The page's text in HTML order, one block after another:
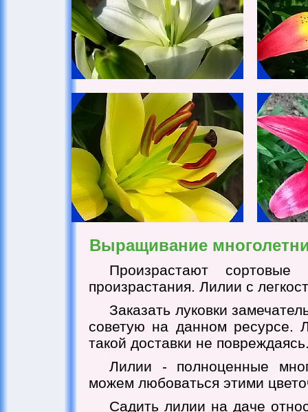
Выращивание
Произрастают
произрастания. Лилии с
Заказать луковки
советую на данном ресурсе.
такой доставки не
Лилии - полноценные
можем любоваться этими
Садить лилии на даче